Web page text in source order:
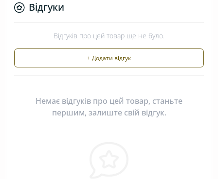
Відгуки
Відгуків про цей товар ще не було.
+ Додати відгук
Немає відгуків про цей товар, станьте
першим, залиште свій відгук.